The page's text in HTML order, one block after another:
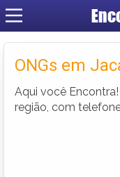
ONGs em
Aqui você
região, com